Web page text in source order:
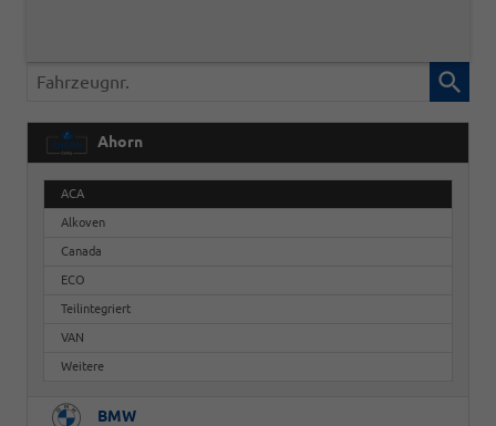
Fahrzeugnr.
Ahorn
ACA
Alkoven
Canada
ECO
Teilintegriert
VAN
Weitere
BMW